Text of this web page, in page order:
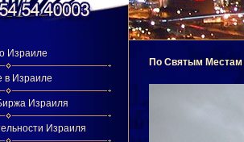
Израиле
в Израиле
Израиля
Израиля
По Святым Местам